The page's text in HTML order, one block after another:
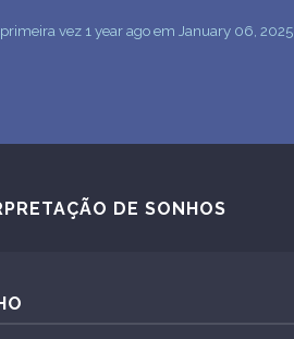
vez 1 year ago em January 06, 2025
DE SONHOS